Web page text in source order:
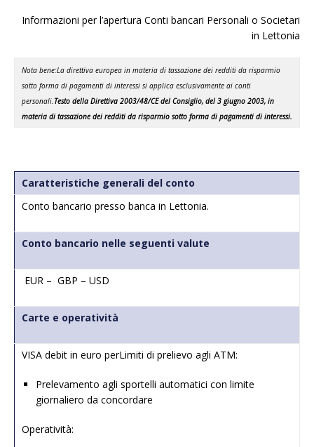
Informazioni per l’apertura Conti bancari Personali o Societari
in Lettonia
Nota bene:La direttiva europea in materia di tassazione dei redditi da risparmio
sotto forma di pagamenti di interessi si applica esclusivamente ai conti
personali.Testo della Direttiva 2003/48/CE del Consiglio, del 3 giugno 2003, in
materia di tassazione dei redditi da risparmio sotto forma di pagamenti di interessi.
Caratteristiche generali del conto
Conto bancario presso banca in Lettonia.
Conto bancario nelle seguenti valute
EUR – GBP – USD
Carte e operatività
VISA debit in euro perLimiti di prelievo agli ATM:
Prelevamento agli sportelli automatici con limite
giornaliero da concordare
Operatività: